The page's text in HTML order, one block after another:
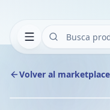
Volver al marketplace